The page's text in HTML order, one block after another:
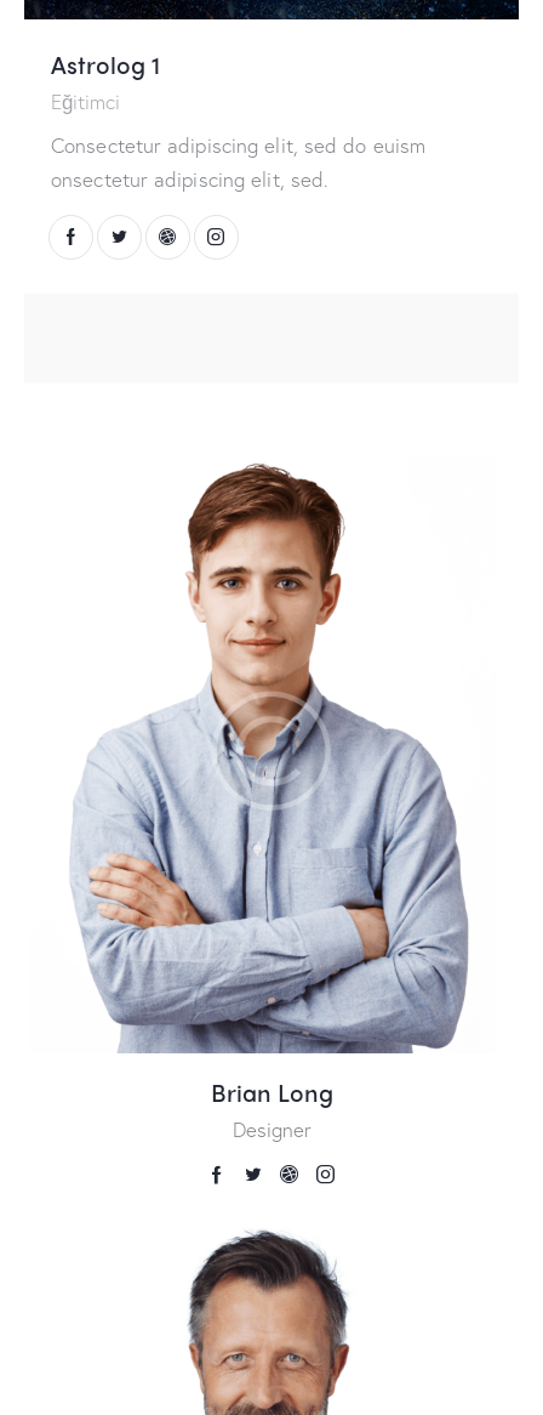
Astrolog 1
Eğitimci
Consectetur adipiscing elit, sed do euism
onsectetur adipiscing elit, sed.
Brian Long
Designer